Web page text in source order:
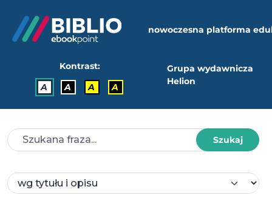
nowoczesna platforma
Kontrast:
A
A A A
Grupa wydawnicza
Helion
Szukaj